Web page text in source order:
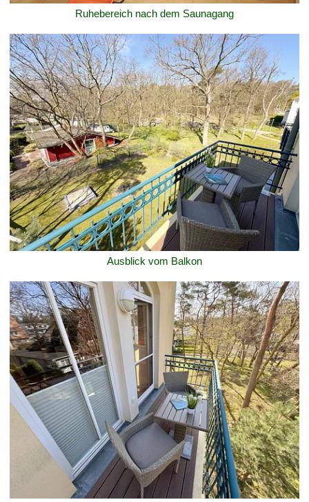
Ruhebereich nach dem Saunagang
Ausblick vom Balkon